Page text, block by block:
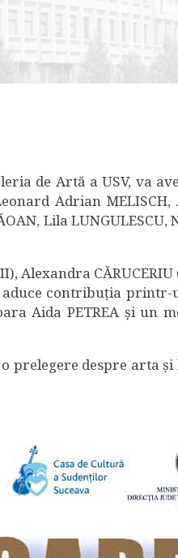
de Artă a USV, va
Adrian
Lila
Alexandra CĂRUCERIU
contribuția
Aida PETREA și un
prelegere despre arta